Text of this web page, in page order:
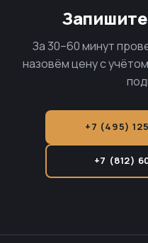
За 30–60 минут
назовём цену с
+7 (495)
+7 (812)